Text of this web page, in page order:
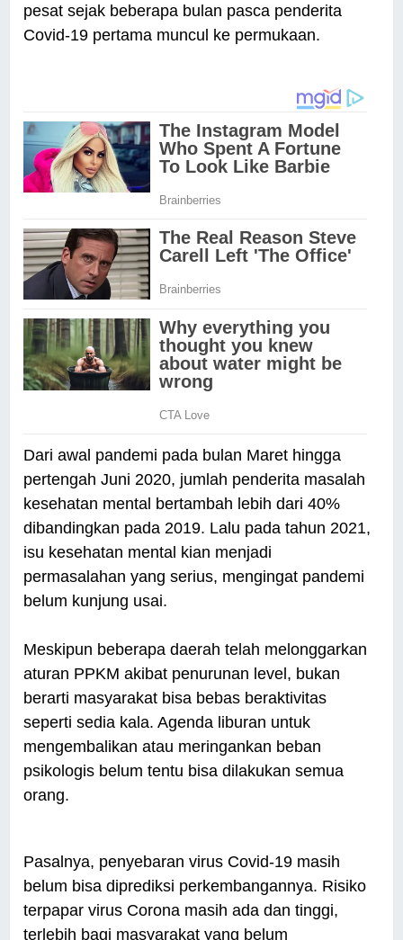
pesat sejak beberapa bulan pasca penderita
Covid-19 pertama muncul ke permukaan.
Dari awal pandemi pada bulan Maret hingga
pertengah Juni 2020, jumlah penderita masalah
kesehatan mental bertambah lebih dari 40%
dibandingkan pada 2019. Lalu pada tahun 2021,
isu kesehatan mental kian menjadi
permasalahan yang serius, mengingat pandemi
belum kunjung usai.
Meskipun beberapa daerah telah melonggarkan
aturan PPKM akibat penurunan level, bukan
berarti masyarakat bisa bebas beraktivitas
seperti sedia kala. Agenda liburan untuk
mengembalikan atau meringankan beban
psikologis belum tentu bisa dilakukan semua
orang.
Pasalnya, penyebaran virus Covid-19 masih
belum bisa diprediksi perkembangannya. Risiko
terpapar virus Corona masih ada dan tinggi,
terlebih bagi masyarakat yang belum